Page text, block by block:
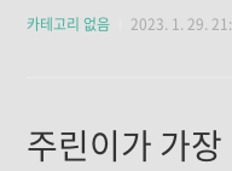
조금 키워야할 필요성이
카테고리 없음 2023. 1. 29.
주린이가 가